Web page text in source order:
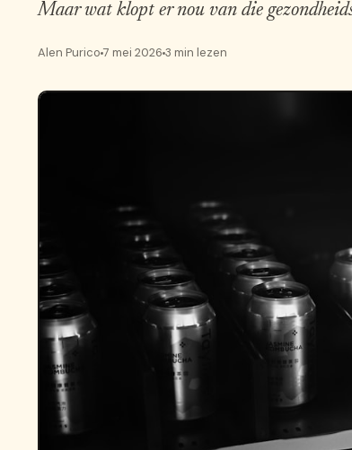
Maar wat klopt er nou van die
Alen Purico 7 mei 2026 3 min lezen